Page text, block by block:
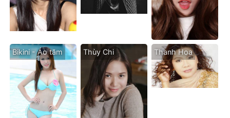
Bikini - Áo tăm Thùy Chi Thanh Hoa